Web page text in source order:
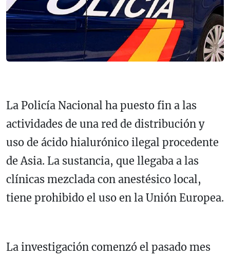
La Policía Nacional ha puesto fin a las
actividades de una red de distribución y
uso de ácido hialurónico ilegal procedente
de Asia. La sustancia, que llegaba a las
clínicas mezclada con anestésico local,
tiene prohibido el uso en la Unión Europea.
La investigación comenzó el pasado mes